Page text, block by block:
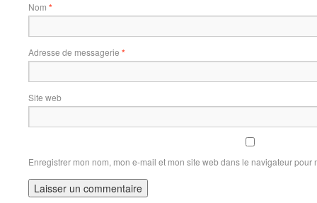
Nom *
Adresse de messagerie *
Site web
Enregistrer mon nom, mon e-mail et mon site web dans le navigateur pour